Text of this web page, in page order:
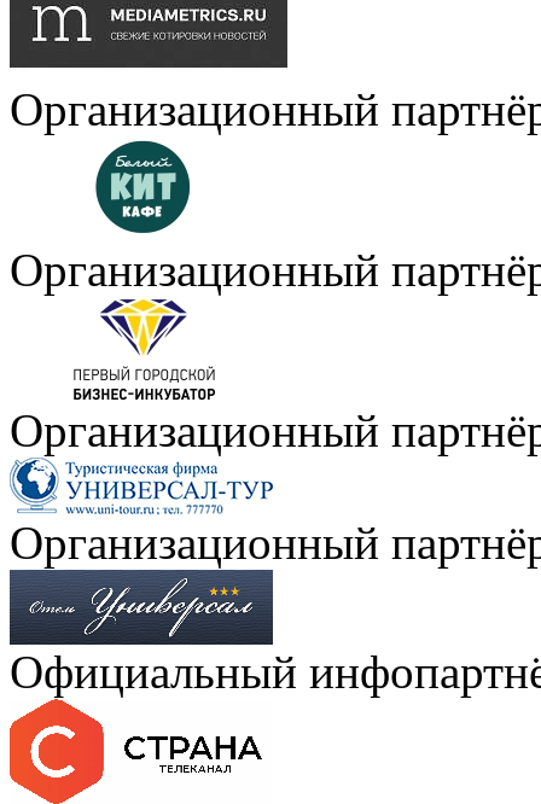
Организационный
Организационный
Организационный
Организационный
Официальный